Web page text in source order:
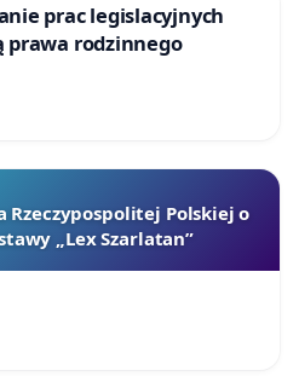
prac legislacyjnych
prawa rodzinnego
Rzeczypospolitej Polskiej o
„Lex Szarlatan”